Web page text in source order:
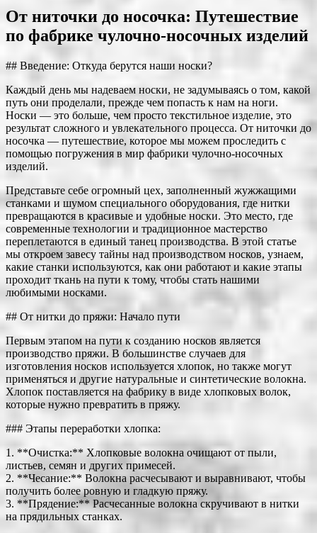
От ниточки до носочка: Путешествие
по фабрике чулочно-носочных изделий
## Введение: Откуда берутся наши носки?
Каждый день мы надеваем носки, не задумываясь о том, какой
путь они проделали, прежде чем попасть к нам на ноги.
Носки — это больше, чем просто текстильное изделие, это
результат сложного и увлекательного процесса. От ниточки до
носочка — путешествие, которое мы можем проследить с
помощью погружения в мир фабрики чулочно-носочных
изделий.
Представьте себе огромный цех, заполненный жужжащими
станками и шумом специального оборудования, где нитки
превращаются в красивые и удобные носки. Это место, где
современные технологии и традиционное мастерство
переплетаются в единый танец производства. В этой статье
мы откроем завесу тайны над производством носков, узнаем,
какие станки используются, как они работают и какие этапы
проходит ткань на пути к тому, чтобы стать нашими
любимыми носками.
## От нитки до пряжи: Начало пути
Первым этапом на пути к созданию носков является
производство пряжи. В большинстве случаев для
изготовления носков используется хлопок, но также могут
применяться и другие натуральные и синтетические волокна.
Хлопок поставляется на фабрику в виде хлопковых волок,
которые нужно превратить в пряжу.
### Этапы переработки хлопка:
1. **Очистка:** Хлопковые волокна очищают от пыли,
листьев, семян и других примесей.
2. **Чесание:** Волокна расчесывают и выравнивают, чтобы
получить более ровную и гладкую пряжу.
3. **Прядение:** Расчесанные волокна скручивают в нитки
на прядильных станках.